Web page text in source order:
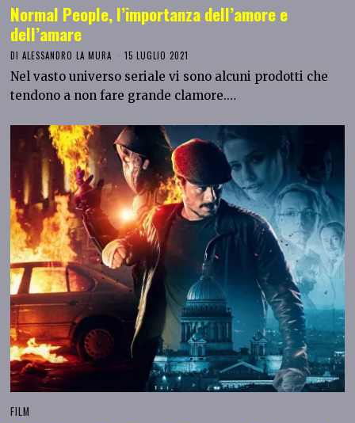
Normal People, l’importanza dell’amore e
dell’amare
DIALESSANDRO LA MURA 15 LUGLIO 2021
Nel vasto universo seriale vi sono alcuni prodotti che
tendono a non fare grande clamore.…
FILM